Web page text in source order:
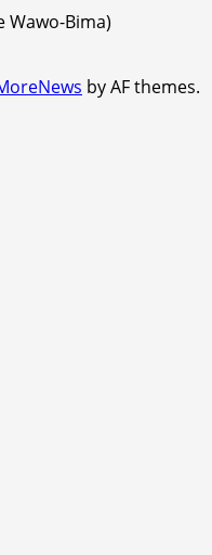
Wawo-Bima)
by AF themes.